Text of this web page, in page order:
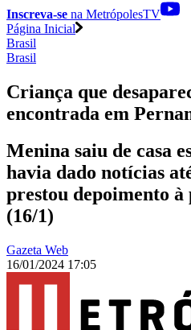
Inscreva-se na MetrópolesTV
Página Inicial
Brasil
Brasil
Criança que
encontrada em
Menina saiu de casa
havia dado notícias
prestou depoimento
(16/1)
Gazeta Web
16/01/2024 17:05